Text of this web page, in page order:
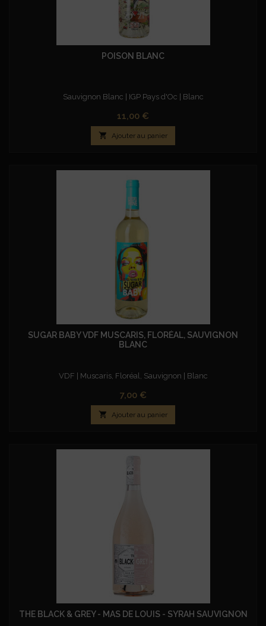
POISON BLANC
Sauvignon Blanc | IGP Pays d'Oc | Blanc
Prix
11,00 €
 Ajouter au panier
SUGAR BABY VDF MUSCARIS, FLORÉAL, SAUVIGNON
BLANC
VDF | Muscaris, Floréal, Sauvignon | Blanc
Prix
7,00 €
 Ajouter au panier
THE BLACK & GREY - MAS DE LOUIS - SYRAH SAUVIGNON